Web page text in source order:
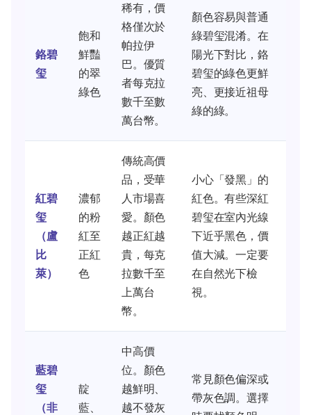
鉻碧
玺
飽和
鮮豔
的翠
綠色
稀有，價
格僅次於
帕拉伊
巴。優質
者每克拉
數千至數
萬台幣。
顏色容易與普通
綠碧玺混淆。在
陽光下對比，鉻
碧玺的綠色更鮮
亮、更接近祖母
綠的綠。
紅碧
玺
（盧
比
萊）
濃郁
的粉
紅至
正紅
色
傳統高價
品，受華
人市場喜
愛。顏色
越正紅越
貴，每克
拉數千至
上萬台
幣。
小心「發黑」的
紅色。有些深紅
碧玺在室內光線
下近乎黑色，價
值大減。一定要
在自然光下檢
視。
藍碧
玺
（非
靛
藍、
中高價
位。顏色
越鮮明、
越不發灰
常見顏色偏深或
帶灰色調。選擇